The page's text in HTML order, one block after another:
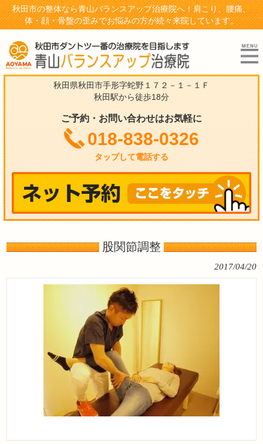
秋田市の整体なら青山バランスアップ治療院へ！肩こり、腰痛、
体・顔・骨盤の歪みでお悩みの方が続々来院しています。
秋田県秋田市手形字蛇野１７２－１－１Ｆ
秋田駅から徒歩18分
ご予約・お問い合わせはお気軽に
018-838-0326
タップして電話する
股関節調整
2017/04/20